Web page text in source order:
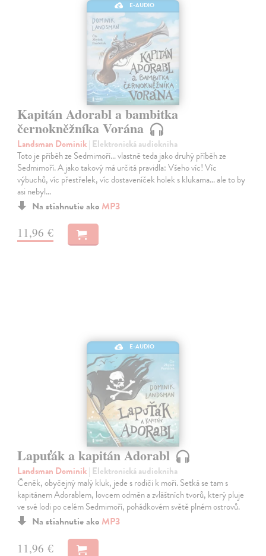
E-AUDIO
Kapitán Adorabl a bambitka
černokněžníka Vorána
Landsman Dominik| Elektronická audiokniha
Toto je příběh ze Sedmimoří… vlastně teda jako druhý příběh ze
Sedmimoří. A jako takový má určitá pravidla: Všeho víc! Víc
výbuchů, víc přestřelek, víc dostaveníček holek s klukama… ale to by
asi nebyl…
Na stiahnutie ako MP3
11,96 €
E-AUDIO
Lapuťák a kapitán Adorabl
Landsman Dominik| Elektronická audiokniha
Čeněk, obyčejný malý kluk, jede s rodiči k moři. Setká se tam s
kapitánem Adorablem, lovcem odměn a zvláštních tvorů, který pluje
ve své lodi po celém Sedmimoří, pohádkovém světě plném ostrovů.
Na stiahnutie ako MP3
11,96 €